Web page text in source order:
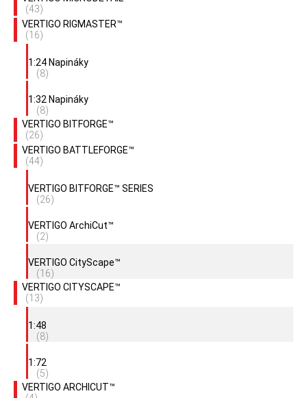
(43)
VERTIGO RIGMASTER™
(16)
1:24 Napináky
(8)
1:32 Napináky
(8)
VERTIGO BITFORGE™
(26)
VERTIGO BATTLEFORGE™
(44)
VERTIGO BITFORGE™ SERIES
(26)
VERTIGO ArchiCut™
(2)
VERTIGO CityScape™
(16)
VERTIGO CITYSCAPE™
(13)
1:48
(8)
1:72
(5)
VERTIGO ARCHICUT™